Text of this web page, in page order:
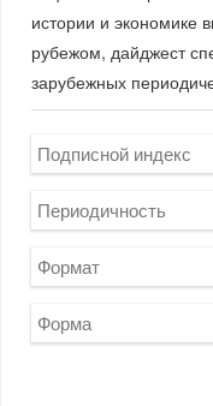
истории и экономике
рубежом, дайджест
зарубежных
Подписной индекс
Периодичность
Формат
Форма